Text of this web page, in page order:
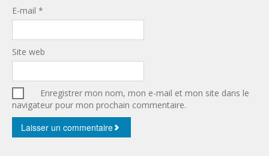
E-mail *
Site web
Enregistrer mon nom, mon e-mail et mon site dans le
navigateur pour mon prochain commentaire.